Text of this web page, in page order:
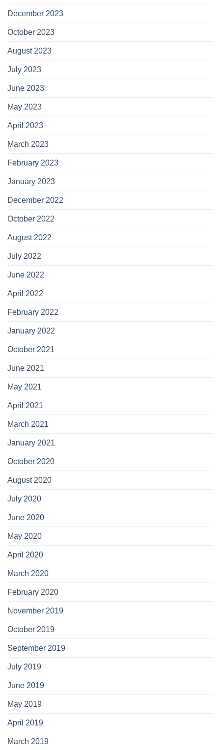
December 2023
October 2023
August 2023
July 2023
June 2023
May 2023
April 2023
March 2023
February 2023
January 2023
December 2022
October 2022
August 2022
July 2022
June 2022
April 2022
February 2022
January 2022
October 2021
June 2021
May 2021
April 2021
March 2021
January 2021
October 2020
August 2020
July 2020
June 2020
May 2020
April 2020
March 2020
February 2020
November 2019
October 2019
September 2019
July 2019
June 2019
May 2019
April 2019
March 2019